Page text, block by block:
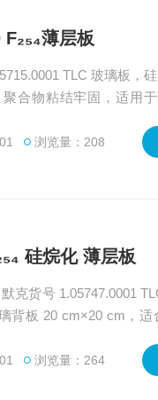
薄层板
TLC 玻璃板，
合物粘结牢固，适用
开发及售后技术支持。
浏览量：208
硅烷化 薄层板
克货号 1.05747.0001
背板 20 cm×20 cm，适
开发及售后技术支持。
浏览量：264